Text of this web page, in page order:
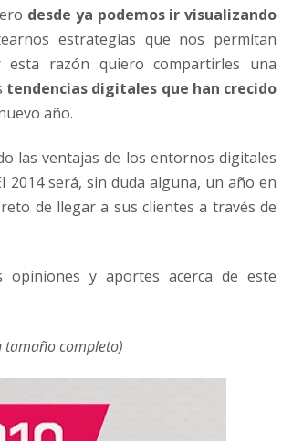
desde ya podemos ir visualizando
estrategias que nos permitan
razón quiero compartirles una
tendencias digitales que han crecido
año.
las ventajas de los entornos digitales
2014 será, sin duda alguna, un año en
de llegar a sus clientes a través de
y aportes acerca de este
tamaño completo)